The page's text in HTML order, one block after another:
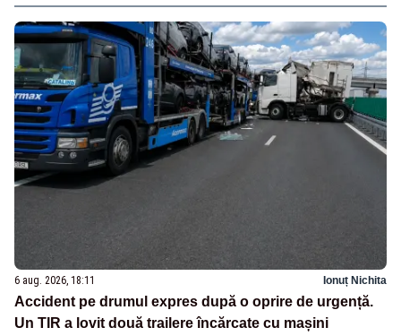
6 aug. 2026, 18:11 Ionuț Nichita
Accident pe drumul expres după o oprire de urgență.
Un TIR a lovit două trailere încărcate cu mașini